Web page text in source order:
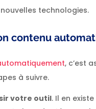
technologies.
contenu
, c’est
à suivre.
votre outil. Il en